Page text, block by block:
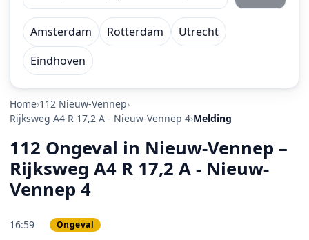
Amsterdam Rotterdam
Utrecht
Eindhoven
Home 112 Nieuw-Vennep
Rijksweg A4 R 17,2 A - Nieuw-Vennep 4 Melding
112 Ongeval in Nieuw-Vennep –
Rijksweg A4 R 17,2 A - Nieuw-
Vennep 4
16:59 Ongeval